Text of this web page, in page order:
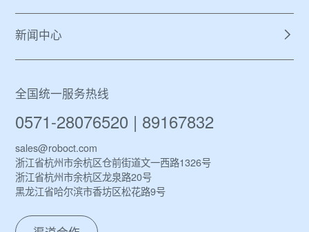
新闻中心
全国统一服务热线
0571-28076520 | 89167832
sales@roboct.com
浙江省杭州市余杭区仓前街道文一西路1326号
浙江省杭州市余杭区龙泉路20号
黑龙江省哈尔滨市香坊区松花路9号